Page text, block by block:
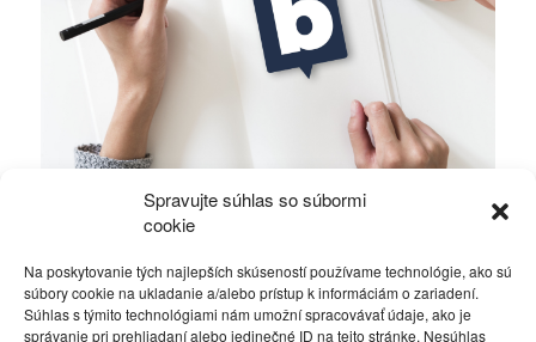
Spravujte súhlas so súbormi
cookie
Na poskytovanie tých najlepších skúseností používame technológie, ako sú
súbory cookie na ukladanie a/alebo prístup k informáciám o zariadení.
Súhlas s týmito technológiami nám umožní spracovávať údaje, ako je
správanie pri prehliadaní alebo jedinečné ID na tejto stránke. Nesúhlas
Kam sme došli
Rôzne 11. októbra 2015